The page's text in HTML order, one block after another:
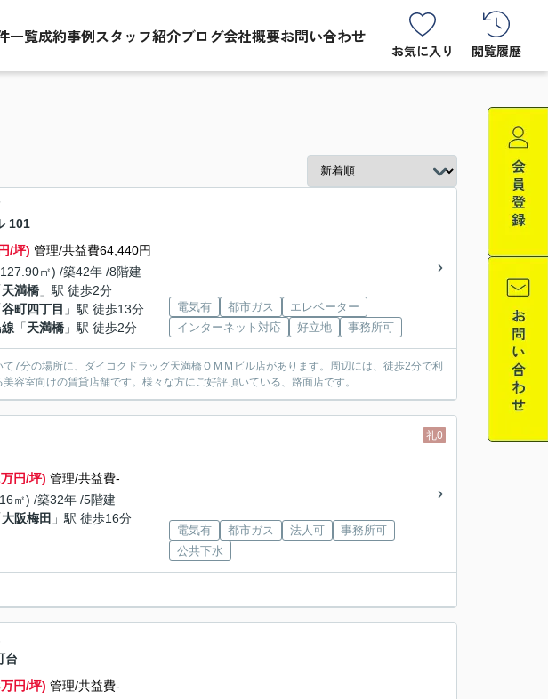
一覧成約事例スタッフ紹介ブログ会社概要お問い合わせ
お気に入り 閲覧履歴
101
/坪) 管理/共益費64,440円
㎡) /築42年 /8階建
天満橋 」駅 徒歩2分
谷町四丁目 」駅 徒歩13分
「天満橋 」駅 徒歩2分
電気有 都市ガス
エレベーター
インターネット対応
好立地 事務所可
7分の場所に、ダイコクドラッグ天満橋ＯＭＭビル店があります。周辺には、徒歩2分で利
容室向けの賃貸店舗です。様々な方にご好評頂いている、路面店です。
礼0
円/坪) 管理/共益費-
㎡) /築32年 /5階建
大阪梅田 」駅 徒歩16分
電気有 都市ガス 法人可
事務所可
公共下水
台
円/坪) 管理/共益費-